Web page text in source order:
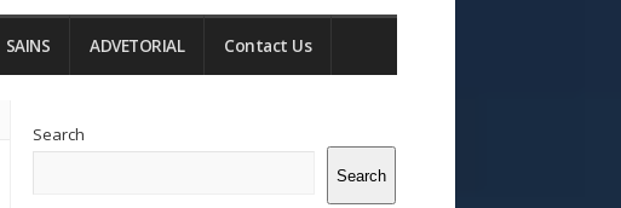
SAINS ADVETORIAL Contact Us
Sidebar
Search
Search